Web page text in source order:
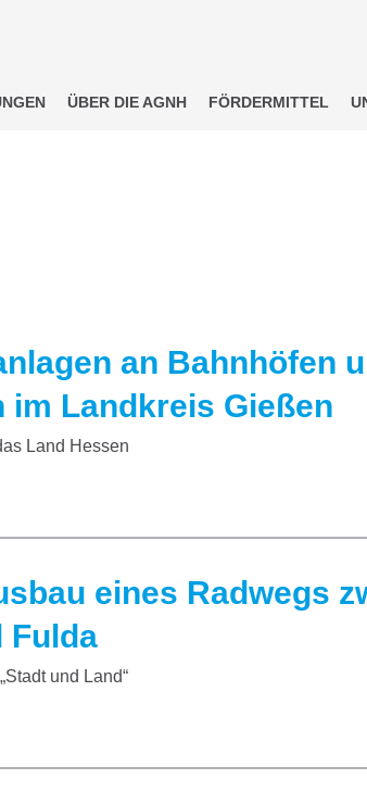
ÜBER DIE AGNH FÖRDERMITTEL
an Bahnhöfen
im Landkreis Gießen
Land Hessen
eines Radwegs
Fulda
und Land“